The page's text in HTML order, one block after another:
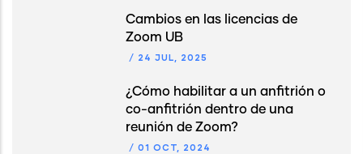
Cambios en las licencias de
Zoom UB
/ 24 JUL, 2025
¿Cómo habilitar a un anfitrión o
co-anfitrión dentro de una
reunión de Zoom?
/ 01 OCT, 2024